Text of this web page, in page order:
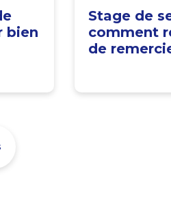
bien
Stage de
comment
de